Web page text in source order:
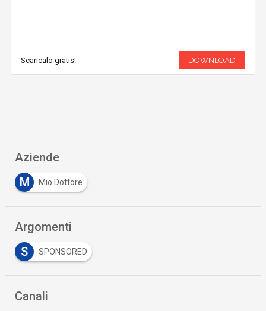
Scaricalo gratis! DOWNLOAD
Aziende
M
Mio Dottore
Argomenti
S
SPONSORED
Canali